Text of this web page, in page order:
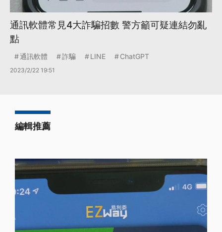
通訊軟體常見4大詐騙招數 警方籲可疑連結勿亂
點
通訊軟體 詐騙 LINE ChatGPT
2023/2/22 19:51
編輯推薦